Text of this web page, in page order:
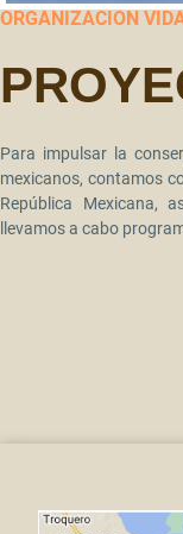
ORGANIZACIÓN
Para impulsar la
mexicanos, contamos
República Mexicana,
llevamos a cabo